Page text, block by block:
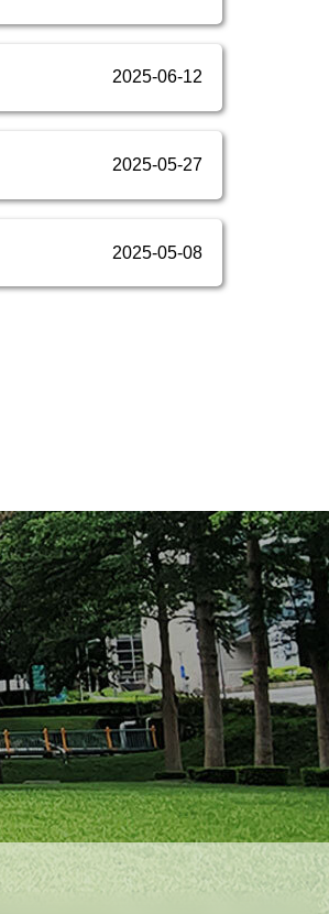
2025-06-12
2025-05-27
2025-05-08